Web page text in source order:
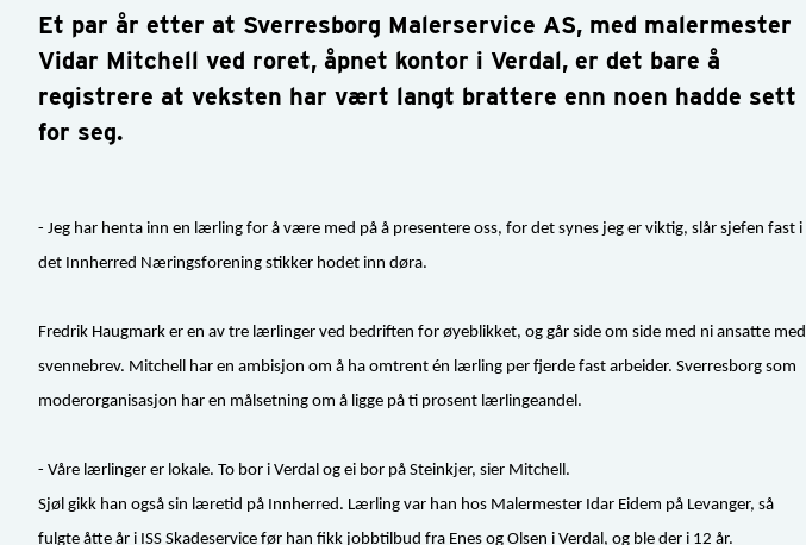
Et par år etter at Sverresborg Malerservice AS, med malermester
Vidar Mitchell ved roret, åpnet kontor i Verdal, er det bare å
registrere at veksten har vært langt brattere enn noen hadde sett
for seg.
- Jeg har henta inn en lærling for å være med på å presentere oss, for det synes jeg er viktig, slår sjefen fast i
det Innherred Næringsforening stikker hodet inn døra.
Fredrik Haugmark er en av tre lærlinger ved bedriften for øyeblikket, og går side om side med ni ansatte med
svennebrev. Mitchell har en ambisjon om å ha omtrent én lærling per fjerde fast arbeider. Sverresborg som
moderorganisasjon har en målsetning om å ligge på ti prosent lærlingeandel.
- Våre lærlinger er lokale. To bor i Verdal og ei bor på Steinkjer, sier Mitchell.
Sjøl gikk han også sin læretid på Innherred. Lærling var han hos Malermester Idar Eidem på Levanger, så
fulgte åtte år i ISS Skadeservice før han fikk jobbtilbud fra Enes og Olsen i Verdal, og ble der i 12 år.